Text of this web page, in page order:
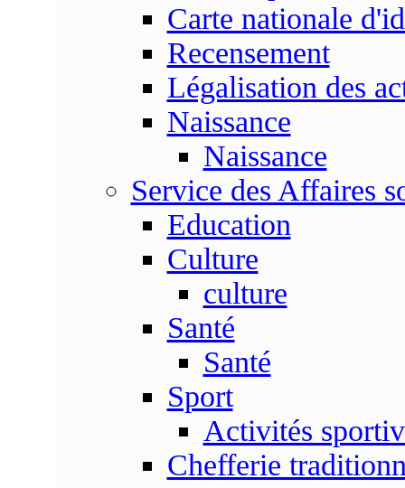
Carte nationale
Recensement
Légalisation des
Naissance
Naissance
Service des Affaires
Education
Culture
culture
Santé
Santé
Sport
Activités
Chefferie